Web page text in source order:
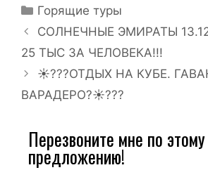
Горящие туры
СОЛНЕЧНЫЕ ЭМИРАТЫ
25 ТЫС ЗА ЧЕЛОВЕКА!!!
☀???ОТДЫХ НА КУБЕ.
ВАРАДЕРО?☀???
Перезвоните мне по этому
предложению!